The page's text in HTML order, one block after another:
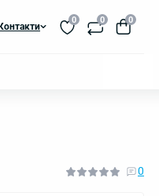
Контакти
0 0 0
0